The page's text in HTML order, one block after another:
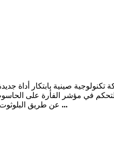
صينية بابتكار أداة
...